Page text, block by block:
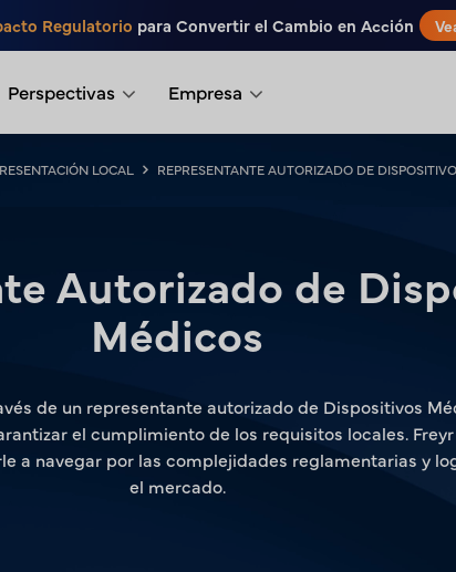
Regulatorio para Convertir el Cambio en Acción
Perspectivas Empresa
LOCAL REPRESENTANTE AUTORIZADO DE
Autorizado de
Médicos
de un representante autorizado de Dispositivos
el cumplimiento de los requisitos locales.
a navegar por las complejidades reglamentarias y
el mercado.